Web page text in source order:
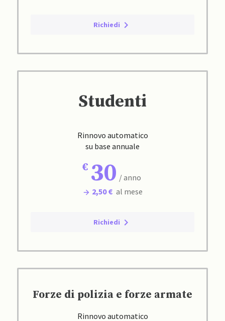
Richiedi
Studenti
Rinnovo automatico
su base annuale
30 / anno
2,50 € al mese
Richiedi
Forze di polizia e forze armate
Rinnovo automatico